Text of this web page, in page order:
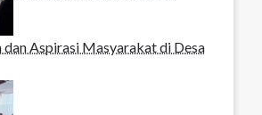
dan Aspirasi Masyarakat di Desa